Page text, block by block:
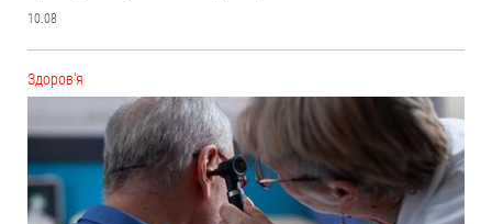
10.08
Здоров'я